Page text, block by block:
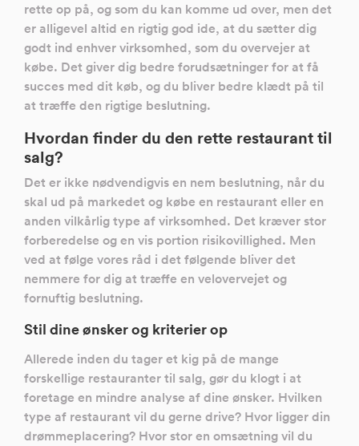
rette op på, og som du kan komme ud over, men det
er alligevel altid en rigtig god ide, at du sætter dig
godt ind enhver virksomhed, som du overvejer at
købe. Det giver dig bedre forudsætninger for at få
succes med dit køb, og du bliver bedre klædt på til
at træffe den rigtige beslutning.
Hvordan finder du den rette restaurant til
salg?
Det er ikke nødvendigvis en nem beslutning, når du
skal ud på markedet og købe en restaurant eller en
anden vilkårlig type af virksomhed. Det kræver stor
forberedelse og en vis portion risikovillighed. Men
ved at følge vores råd i det følgende bliver det
nemmere for dig at træffe en velovervejet og
fornuftig beslutning.
Stil dine ønsker og kriterier op
Allerede inden du tager et kig på de mange
forskellige restauranter til salg, gør du klogt i at
foretage en mindre analyse af dine ønsker. Hvilken
type af restaurant vil du gerne drive? Hvor ligger din
drømmeplacering? Hvor stor en omsætning vil du